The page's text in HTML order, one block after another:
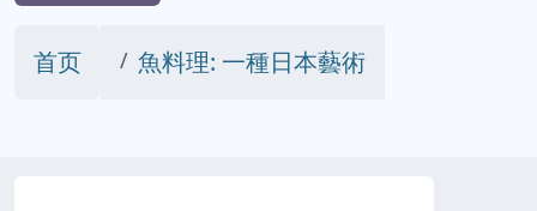
首页 魚料理: 一種日本藝術